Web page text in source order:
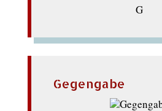
G
Gegengabe